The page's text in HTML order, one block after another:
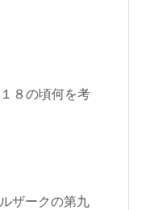
８の頃何を考
ザークの第九